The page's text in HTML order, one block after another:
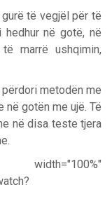
të vegjël për të
në gotë, në
marrë ushqimin,
metodën me
në gotën me ujë. Të
në disa teste tjera